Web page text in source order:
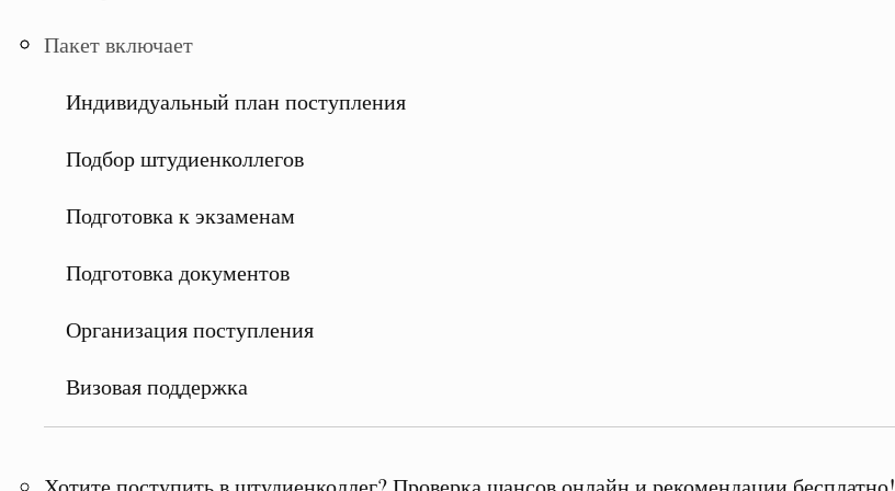
Пакет включает
Индивидуальный план поступления
Подбор штудиенколлегов
Подготовка к экзаменам
Подготовка документов
Организация поступления
Визовая поддержка